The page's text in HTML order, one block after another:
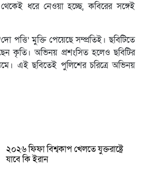
ধরে নেওয়া হচ্ছে, কবিরের সঙ্গেই
পত্তি’ মুক্তি পেয়েছে সম্প্রতিই। ছবিটিতে
কৃতি। অভিনয় প্রশংসিত হলেও ছবিটির
এই ছবিতেই পুলিশের চরিত্রে অভিনয়
২০২৬ ফিফা বিশ্বকাপ খেলতে যুক্তরাষ্ট্রে
যাবে কি ইরান